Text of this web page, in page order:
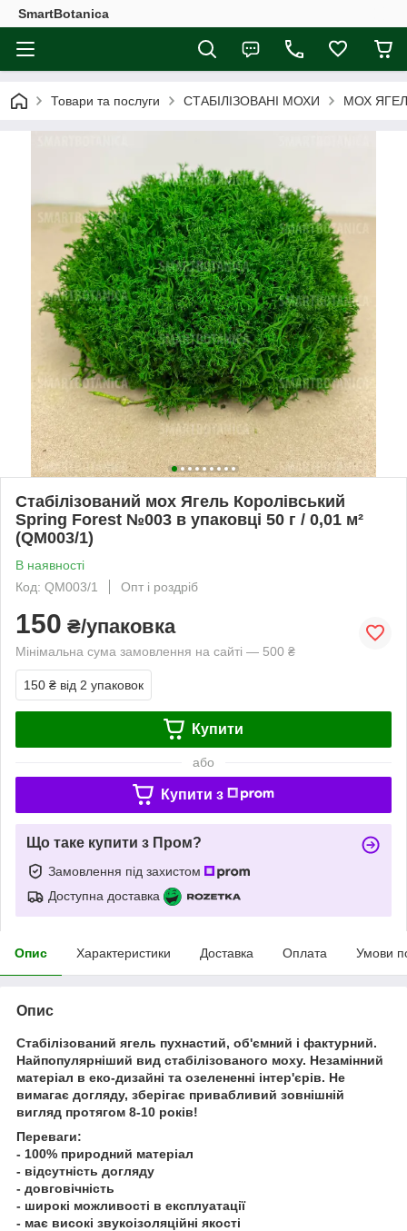
SmartBotanica
Товари та послуги СТАБІЛІЗОВАНІ МОХИ МОХ
Стабілізований мох Ягель Королівський
Spring Forest №003 в упаковці 50 г / 0,01 м²
(QM003/1)
В наявності
Код: QM003/1
Опт і роздріб
150 ₴/упаковка
Мінімальна сума замовлення на сайті — 500 ₴
150 ₴ від 2 упаковок
Купити
або
Купити з
Що таке купити з Пром?
Замовлення під захистом
Доступна доставка
Опис Характеристики Доставка Оплата Умови
Опис
Стабілізований ягель пухнастий, об'ємний і фактурний.
Найпопулярніший вид стабілізованого моху. Незамінний
матеріал в еко-дизайні та озелененні інтер'єрів. Не
вимагає догляду, зберігає привабливий зовнішній
вигляд протягом 8-10 років!
Переваги:
- 100% природний матеріал
- відсутність догляду
- довговічність
- широкі можливості в експлуатації
- має високі звукоізоляційні якості